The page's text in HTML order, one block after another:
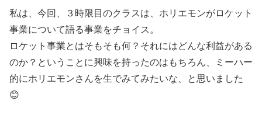
私は、今回、３時限目のクラスは、ホリエモンがロケット
事業について語る事業をチョイス。
ロケット事業とはそもそも何？それにはどんな利益がある
のか？ということに興味を持ったのはもちろん、ミーハー
的にホリエモンさんを生でみてみたいな、と思いました
😊